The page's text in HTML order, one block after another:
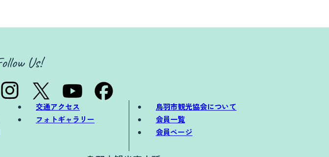
交通アクセス
フォトギャラリー
鳥羽市観光協会について
会員一覧
会員ページ